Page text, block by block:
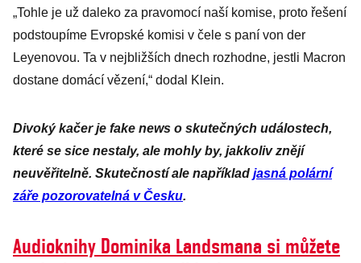
„Tohle je už daleko za pravomocí naší komise, proto řešení
podstoupíme Evropské komisi v čele s paní von der
Leyenovou. Ta v nejbližších dnech rozhodne, jestli Macron
dostane domácí vězení,“ dodal Klein.
Divoký kačer je fake news o skutečných událostech,
které se sice nestaly, ale mohly by, jakkoliv znějí
neuvěřitelně. Skutečností ale například jasná polární
záře pozorovatelná v Česku.
Audioknihy Dominika Landsmana si můžete